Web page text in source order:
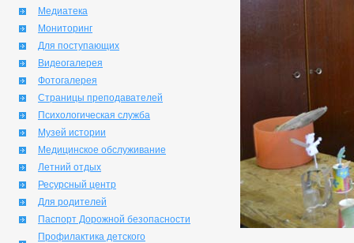
Медиатека
Мониторинг
Для поступающих
Видеогалерея
Фотогалерея
Страницы преподавателей
Психологическая служба
Музей истории
Медицинское обслуживание
Летний отдых
Ресурсный центр
Для родителей
Паспорт Дорожной безопасности
Профилактика детского